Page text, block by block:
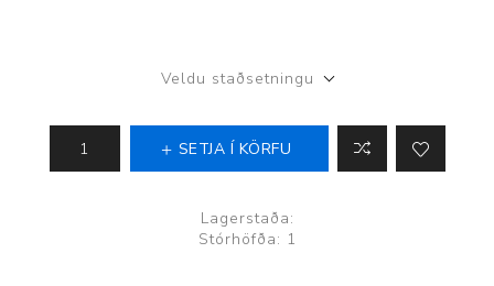
Veldu staðsetningu
SETJA Í KÖRFU
Lagerstaða:
Stórhöfða: 1